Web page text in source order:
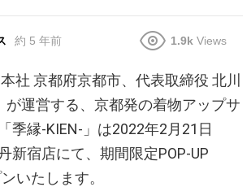
約 5 年前 1.9k Views
社 京都府京都市、代表取締役 北川
が運営する、京都発の着物アップサ
季縁-KIEN-」は2022年2⽉21⽇
新宿店にて、期間限定POP-UP
いたします。